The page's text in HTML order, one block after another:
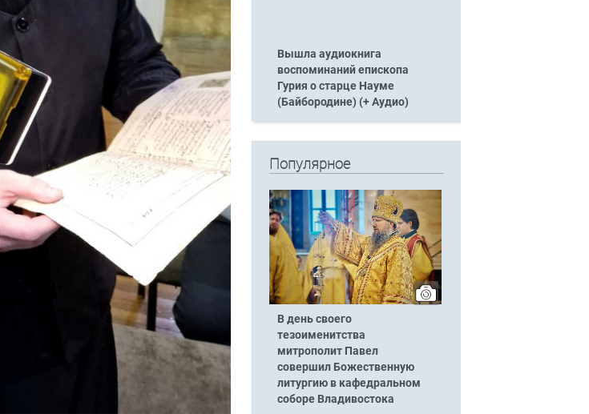
Вышла аудиокнига
воспоминаний епископа
Гурия о старце Науме
(Байбородине) (+ Аудио)
Популярное
В день своего
тезоименитства
митрополит Павел
совершил Божественную
литургию в кафедральном
соборе Владивостока